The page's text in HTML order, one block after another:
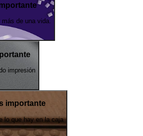
de una vida.
impresión
importante
lo que hay en la caja